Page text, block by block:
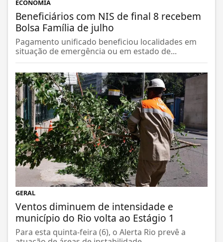
ECONOMIA
Beneficiários com NIS de final 8 recebem
Bolsa Família de julho
Pagamento unificado beneficiou localidades em
situação de emergência ou em estado de...
GERAL
Ventos diminuem de intensidade e
município do Rio volta ao Estágio 1
Para esta quinta-feira (6), o Alerta Rio prevê a